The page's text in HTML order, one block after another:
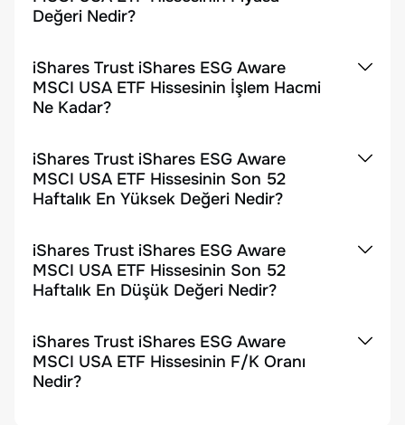
Değeri Nedir?
iShares Trust iShares ESG Aware
MSCI USA ETF Hissesinin İşlem Hacmi
Ne Kadar?
iShares Trust iShares ESG Aware
MSCI USA ETF Hissesinin Son 52
Haftalık En Yüksek Değeri Nedir?
iShares Trust iShares ESG Aware
MSCI USA ETF Hissesinin Son 52
Haftalık En Düşük Değeri Nedir?
iShares Trust iShares ESG Aware
MSCI USA ETF Hissesinin F/K Oranı
Nedir?